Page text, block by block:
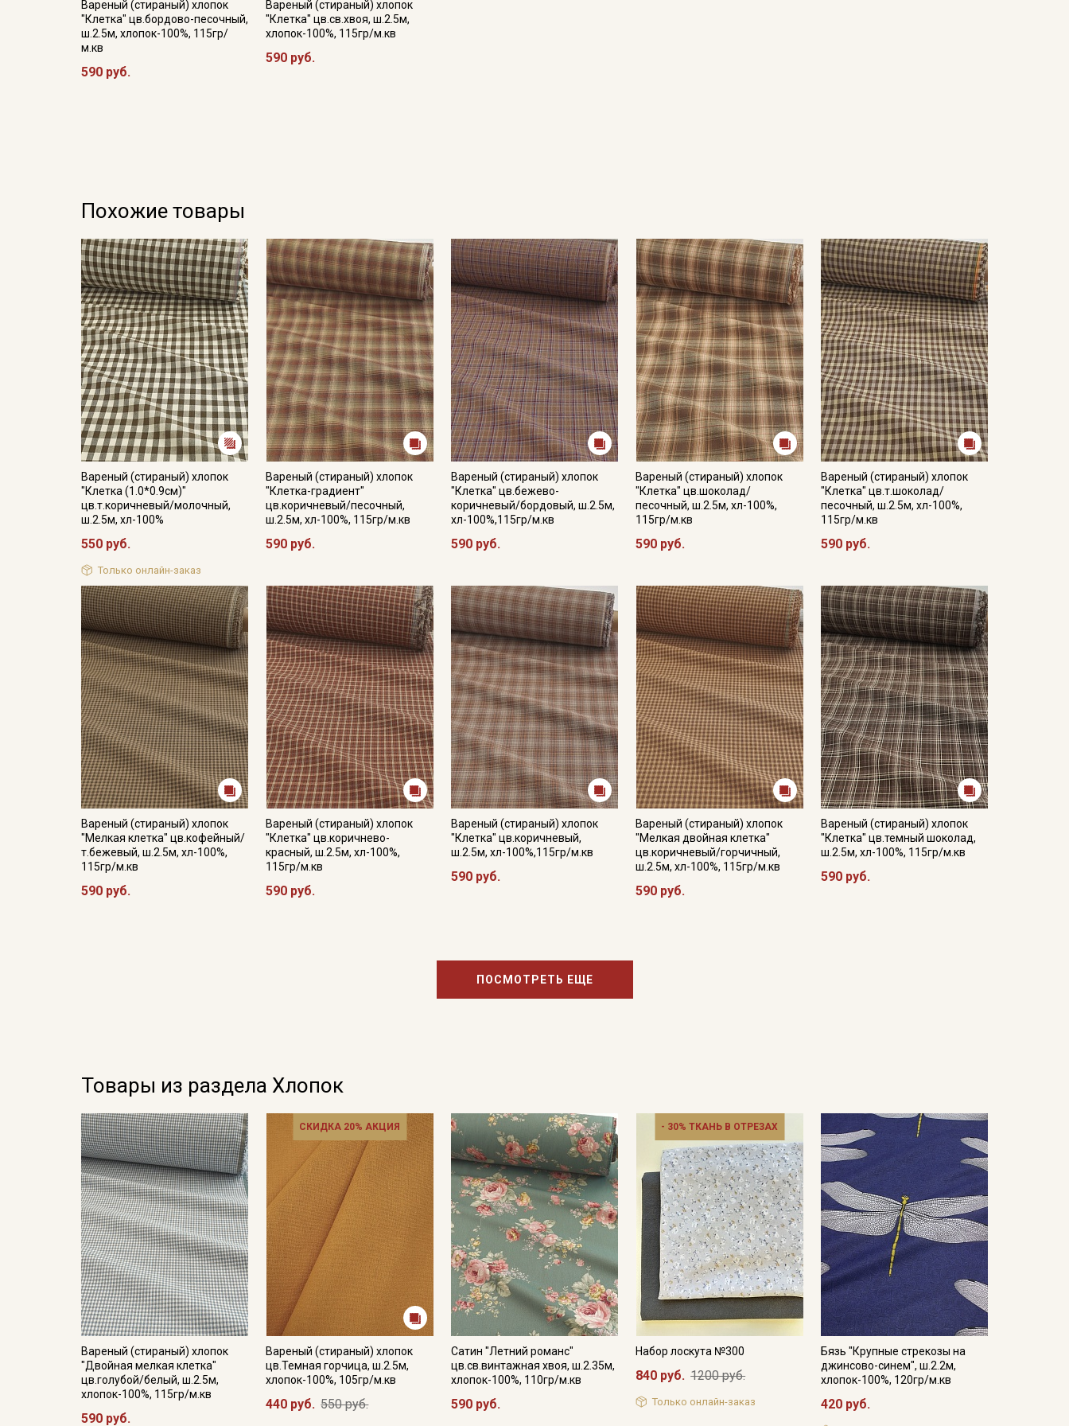
Вареный (стираный) хлопок
"Клетка" цв.бордово-песочный,
ш.2.5м, хлопок-100%, 115гр/
м.кв
590 руб.
Вареный (стираный) хлопок
"Клетка" цв.св.хвоя, ш.2.5м,
хлопок-100%, 115гр/м.кв
590 руб.
Похожие товары
Вареный (стираный) хлопок
"Клетка (1.0*0.9см)"
цв.т.коричневый/молочный,
ш.2.5м, хл-100%
550 руб.
Только онлайн-заказ
Вареный (стираный) хлопок
"Клетка-градиент"
цв.коричневый/песочный,
ш.2.5м, хл-100%, 115гр/м.кв
590 руб.
Вареный (стираный) хлопок
"Клетка" цв.бежево-
коричневый/бордовый, ш.2.5м,
хл-100%,115гр/м.кв
590 руб.
Вареный (стираный) хлопок
"Клетка" цв.шоколад/
песочный, ш.2.5м, хл-100%,
115гр/м.кв
590 руб.
Вареный (стираный) хлопок
"Клетка" цв.т.шоколад/
песочный, ш.2.5м, хл-100%,
115гр/м.кв
590 руб.
Вареный (стираный) хлопок
"Мелкая клетка" цв.кофейный/
т.бежевый, ш.2.5м, хл-100%,
115гр/м.кв
590 руб.
Вареный (стираный) хлопок
"Клетка" цв.коричнево-
красный, ш.2.5м, хл-100%,
115гр/м.кв
590 руб.
Вареный (стираный) хлопок
"Клетка" цв.коричневый,
ш.2.5м, хл-100%,115гр/м.кв
590 руб.
Вареный (стираный) хлопок
"Мелкая двойная клетка"
цв.коричневый/горчичный,
ш.2.5м, хл-100%, 115гр/м.кв
590 руб.
Вареный (стираный) хлопок
"Клетка" цв.темный шоколад,
ш.2.5м, хл-100%, 115гр/м.кв
590 руб.
ПОСМОТРЕТЬ ЕЩЕ
Товары из раздела Хлопок
Вареный (стираный) хлопок
"Двойная мелкая клетка"
цв.голубой/белый, ш.2.5м,
хлопок-100%, 115гр/м.кв
590 руб.
СКИДКА 20% АКЦИЯ
Вареный (стираный) хлопок
цв.Темная горчица, ш.2.5м,
хлопок-100%, 105гр/м.кв
440 руб. 550 руб.
Сатин "Летний романс"
цв.св.винтажная хвоя, ш.2.35м,
хлопок-100%, 110гр/м.кв
590 руб.
- 30% ТКАНЬ В ОТРЕЗАХ
Набор лоскута №300
840 руб. 1200 руб.
Только онлайн-заказ
Бязь "Крупные стрекозы на
джинсово-синем", ш.2.2м,
хлопок-100%, 120гр/м.кв
420 руб.
Мы публикуем здесь дополнительные
промокоды и скидки до 30% на узкие
категории тканей
Электронная почта
Подписаться
Ознакомлен(а) сПолитикой обработки персональных
данных
и даю Согласие на обработку персональных
данных
Даю
Согласие на получение рекламных и
информационных рассылок